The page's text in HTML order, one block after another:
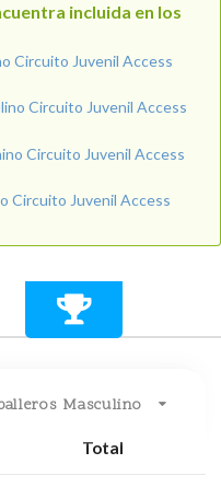
incluida en los
Circuito Juvenil Access
Circuito Juvenil Access
Circuito Juvenil Access
Circuito Juvenil Access
Masculino
Total